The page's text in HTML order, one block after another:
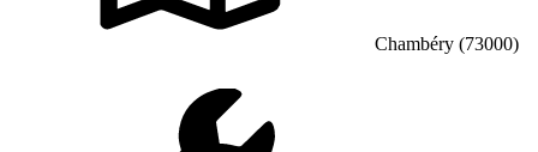
Chambéry (73000)